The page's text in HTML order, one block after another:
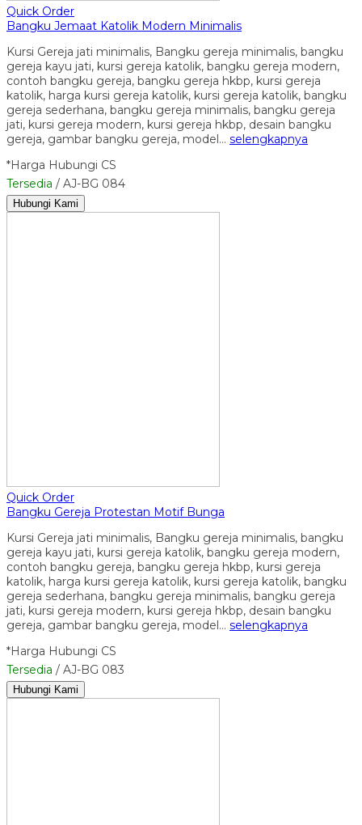
Quick Order
Bangku Jemaat Katolik Modern Minimalis
Kursi Gereja jati minimalis, Bangku gereja minimalis, bangku
gereja kayu jati, kursi gereja katolik, bangku gereja modern,
contoh bangku gereja, bangku gereja hkbp, kursi gereja
katolik, harga kursi gereja katolik, kursi gereja katolik, bangku
gereja sederhana, bangku gereja minimalis, bangku gereja
jati, kursi gereja modern, kursi gereja hkbp, desain bangku
gereja, gambar bangku gereja, model… selengkapnya
*Harga Hubungi CS
Tersedia / AJ-BG 084
Hubungi Kami
Quick Order
Bangku Gereja Protestan Motif Bunga
Kursi Gereja jati minimalis, Bangku gereja minimalis, bangku
gereja kayu jati, kursi gereja katolik, bangku gereja modern,
contoh bangku gereja, bangku gereja hkbp, kursi gereja
katolik, harga kursi gereja katolik, kursi gereja katolik, bangku
gereja sederhana, bangku gereja minimalis, bangku gereja
jati, kursi gereja modern, kursi gereja hkbp, desain bangku
gereja, gambar bangku gereja, model… selengkapnya
*Harga Hubungi CS
Tersedia / AJ-BG 083
Hubungi Kami